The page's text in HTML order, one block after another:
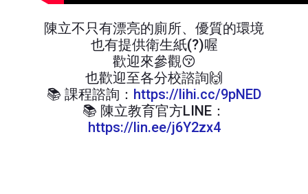
陳立不只有漂亮的廁所、優質的環境
也有提供衛生紙(?)喔
歡迎來參觀😚
也歡迎至各分校諮詢🙌
📚 課程諮詢： https://lihi.cc/9pNED
📚 陳立教育官方LINE：
https://lin.ee/j6Y2zx4